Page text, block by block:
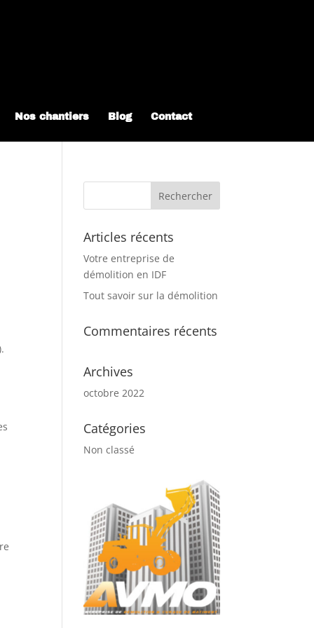
Nos chantiers Blog Contact
Articles récents
Votre entreprise de
démolition en IDF
Tout savoir sur la démolition
Commentaires récents
Archives
octobre 2022
Catégories
Non classé